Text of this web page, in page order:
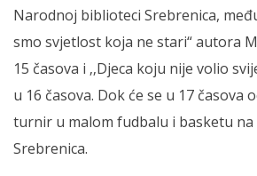
Narodnoj biblioteci Srebrenica,
smo svjetlost koja ne stari“ autora
15 časova i ‚‚Djeca koju nije volio
u 16 časova. Dok će se u 17 časova
turnir u malom fudbalu i basketu na
Srebrenica.